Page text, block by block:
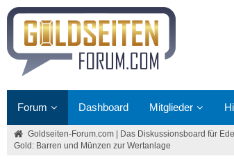
Forum Dashboard Mitglieder
Goldseiten-Forum.com | Das Diskussionsboard für
Gold: Barren und Münzen zur Wertanlage